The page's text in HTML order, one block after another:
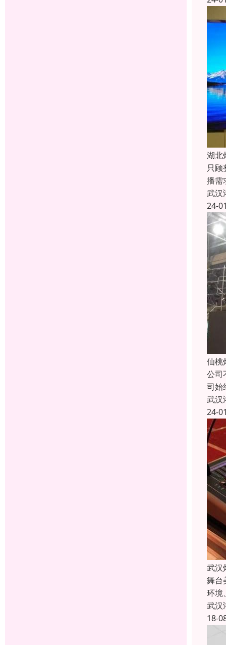
湖北
只
播需
武汉
24-
仙桃
公司
司始
武汉
24-
武汉
舞台
环境
武汉
18-